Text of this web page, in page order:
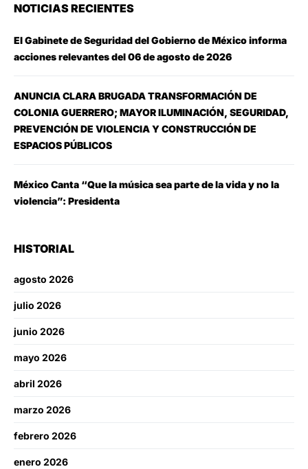
NOTICIAS RECIENTES
El Gabinete de Seguridad del Gobierno de México informa
acciones relevantes del 06 de agosto de 2026
ANUNCIA CLARA BRUGADA TRANSFORMACIÓN DE
COLONIA GUERRERO; MAYOR ILUMINACIÓN, SEGURIDAD,
PREVENCIÓN DE VIOLENCIA Y CONSTRUCCIÓN DE
ESPACIOS PÚBLICOS
México Canta “Que la música sea parte de la vida y no la
violencia”: Presidenta
HISTORIAL
agosto 2026
julio 2026
junio 2026
mayo 2026
abril 2026
marzo 2026
febrero 2026
enero 2026